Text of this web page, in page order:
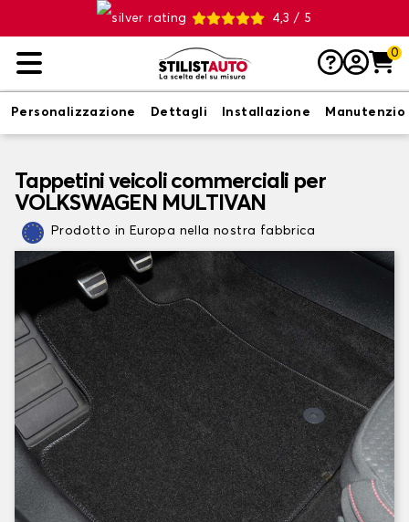
4,3 / 5
0
Personalizzazione Dettagli Installazione
Tappetini veicoli commerciali per
VOLKSWAGEN MULTIVAN
Prodotto in Europa nella nostra fabbrica